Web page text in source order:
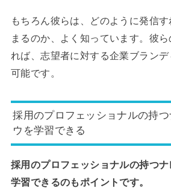
もちろん彼らは、どのように発信
まるのか、よく知っています。彼
れば、志望者に対する企業ブラン
可能です。
採用のプロフェッショナルの持
ウを学習できる
採用のプロフェッショナルの持つ
学習できるのもポイントです。